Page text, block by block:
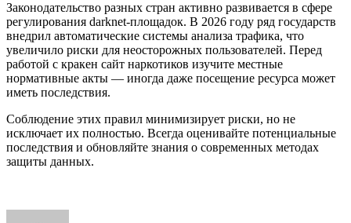
Законодательство разных стран активно развивается в сфере
регулирования darknet-площадок. В 2026 году ряд государств
внедрил автоматические системы анализа трафика, что
увеличило риски для неосторожных пользователей. Перед
работой с кракен сайт наркотиков изучите местные
нормативные акты — иногда даже посещение ресурса может
иметь последствия.
Соблюдение этих правил минимизирует риски, но не
исключает их полностью. Всегда оценивайте потенциальные
последствия и обновляйте знания о современных методах
защиты данных.